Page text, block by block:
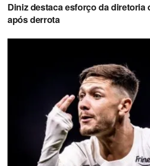
Diniz destaca esforço da diretoria
após derrota